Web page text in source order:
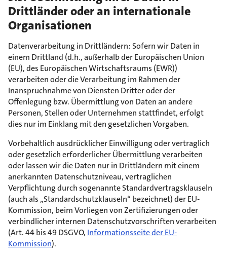
Drittländer oder an internationale
Organisationen
Datenverarbeitung in Drittländern: Sofern wir Daten in
einem Drittland (d.h., außerhalb der Europäischen Union
(EU), des Europäischen Wirtschaftsraums (EWR))
verarbeiten oder die Verarbeitung im Rahmen der
Inanspruchnahme von Diensten Dritter oder der
Offenlegung bzw. Übermittlung von Daten an andere
Personen, Stellen oder Unternehmen stattfindet, erfolgt
dies nur im Einklang mit den gesetzlichen Vorgaben.
Vorbehaltlich ausdrücklicher Einwilligung oder vertraglich
oder gesetzlich erforderlicher Übermittlung verarbeiten
oder lassen wir die Daten nur in Drittländern mit einem
anerkannten Datenschutzniveau, vertraglichen
Verpflichtung durch sogenannte Standardvertragsklauseln
(auch als „Standardschutzklauseln“ bezeichnet) der EU-
Kommission, beim Vorliegen von Zertifizierungen oder
verbindlicher internen Datenschutzvorschriften verarbeiten
(Art. 44 bis 49 DSGVO, Informationsseite der EU-
Kommission).